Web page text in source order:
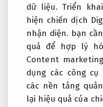
dữ liệu. Triển
hiện chiến dịch
nhận diện. bạn
quả để hợp lý
Content
dụng các công
các nền tảng
lại hiệu quả của